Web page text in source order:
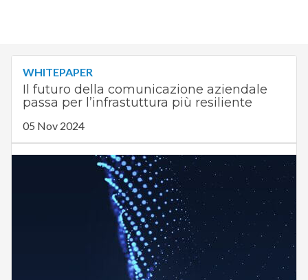
WHITEPAPER
Il futuro della comunicazione aziendale
passa per l’infrastuttura più resiliente
05 Nov 2024